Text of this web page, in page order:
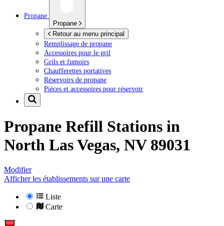
Propane
Propane
Retour au menu principal
Remplissage de propane
Accessoires pour le gril
Grils et fumoirs
Chaufferettes portatives
Réservoirs de propane
Pièces et accessoires pour réservoir
Propane Refill Stations in
North Las Vegas, NV 89031
Modifier
Afficher les établissements sur une carte
Liste
Carte